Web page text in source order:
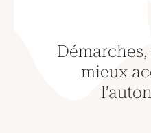
mieux